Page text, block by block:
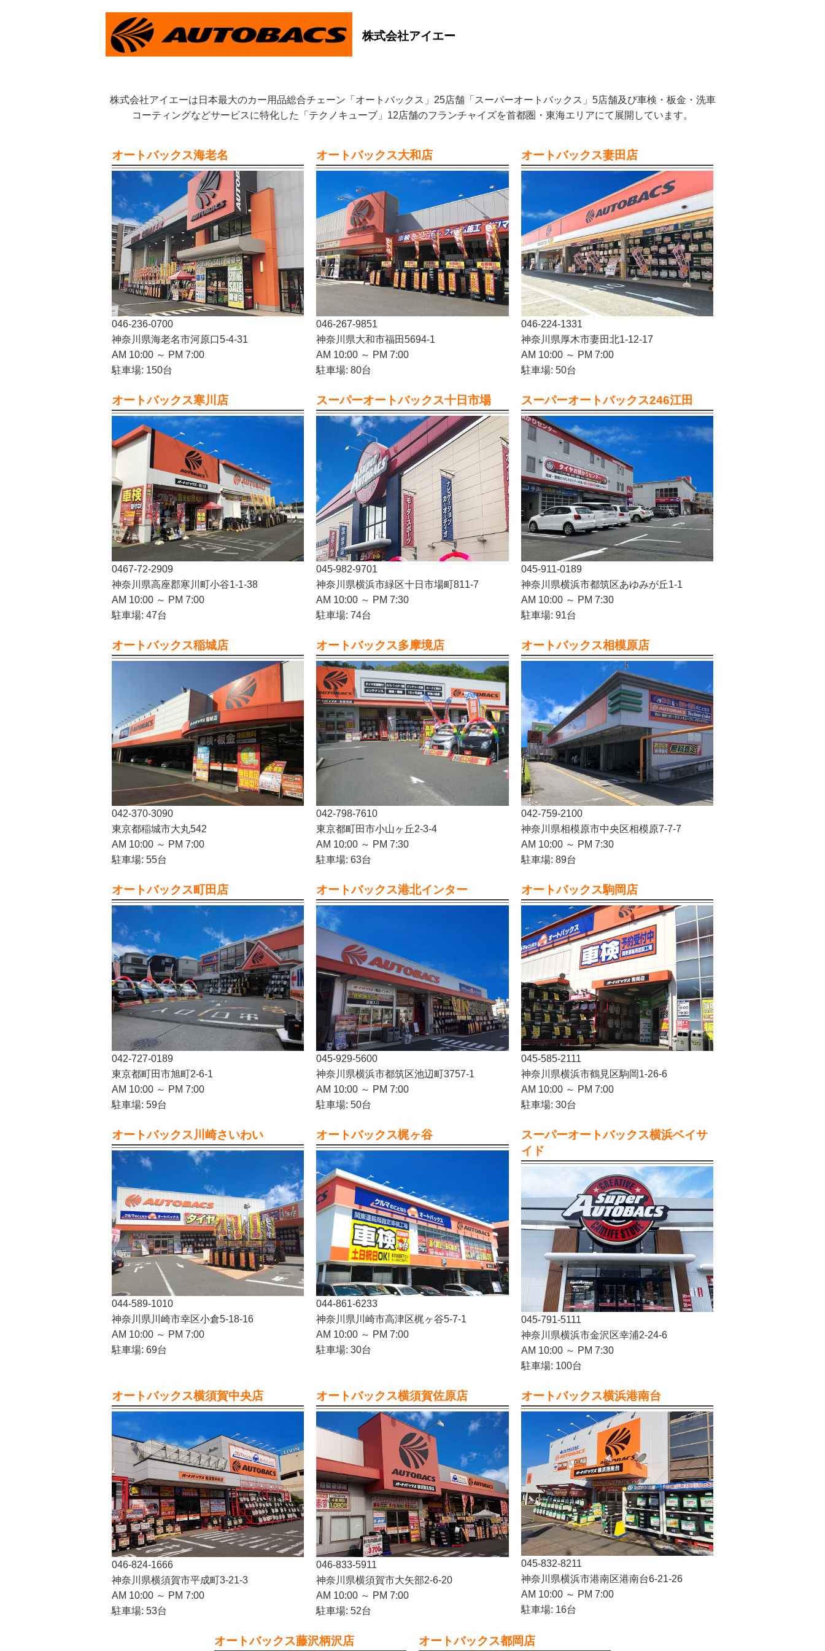
株式会社アイエー
株式会社アイエーは日本最大のカー用品総合チェーン「オートバックス」25店舗「スーパーオートバックス」5店舗及び車検・板金・洗車
コーティングなどサービスに特化した「テクノキューブ」12店舗のフランチャイズを首都圏・東海エリアにて展開しています。
オートバックス海老名
046-236-0700
神奈川県海老名市河原口5-4-31
AM 10:00 ～ PM 7:00
駐車場: 150台
オートバックス大和店
046-267-9851
神奈川県大和市福田5694-1
AM 10:00 ～ PM 7:00
駐車場: 80台
オートバックス妻田店
046-224-1331
神奈川県厚木市妻田北1-12-17
AM 10:00 ～ PM 7:00
駐車場: 50台
オートバックス寒川店
0467-72-2909
神奈川県高座郡寒川町小谷1-1-38
AM 10:00 ～ PM 7:00
駐車場: 47台
スーパーオートバックス十日市場
045-982-9701
神奈川県横浜市緑区十日市場町811-7
AM 10:00 ～ PM 7:30
駐車場: 74台
スーパーオートバックス246江田
045-911-0189
神奈川県横浜市都筑区あゆみが丘1-1
AM 10:00 ～ PM 7:30
駐車場: 91台
オートバックス稲城店
042-370-3090
東京都稲城市大丸542
AM 10:00 ～ PM 7:00
駐車場: 55台
オートバックス多摩境店
042-798-7610
東京都町田市小山ヶ丘2-3-4
AM 10:00 ～ PM 7:30
駐車場: 63台
オートバックス相模原店
042-759-2100
神奈川県相模原市中央区相模原7-7-7
AM 10:00 ～ PM 7:30
駐車場: 89台
オートバックス町田店
042-727-0189
東京都町田市旭町2-6-1
AM 10:00 ～ PM 7:00
駐車場: 59台
オートバックス港北インター
045-929-5600
神奈川県横浜市都筑区池辺町3757-1
AM 10:00 ～ PM 7:00
駐車場: 50台
オートバックス駒岡店
045-585-2111
神奈川県横浜市鶴見区駒岡1-26-6
AM 10:00 ～ PM 7:00
駐車場: 30台
オートバックス川崎さいわい
044-589-1010
神奈川県川崎市幸区小倉5-18-16
AM 10:00 ～ PM 7:00
駐車場: 69台
オートバックス梶ヶ谷
044-861-6233
神奈川県川崎市高津区梶ヶ谷5-7-1
AM 10:00 ～ PM 7:00
駐車場: 30台
スーパーオートバックス横浜ベイサ
イド
045-791-5111
神奈川県横浜市金沢区幸浦2-24-6
AM 10:00 ～ PM 7:30
駐車場: 100台
オートバックス横須賀中央店
046-824-1666
神奈川県横須賀市平成町3-21-3
AM 10:00 ～ PM 7:00
駐車場: 53台
オートバックス横須賀佐原店
046-833-5911
神奈川県横須賀市大矢部2-6-20
AM 10:00 ～ PM 7:00
駐車場: 52台
オートバックス横浜港南台
045-832-8211
神奈川県横浜市港南区港南台6-21-26
AM 10:00 ～ PM 7:00
駐車場: 16台
オートバックス藤沢柄沢店 オートバックス都岡店